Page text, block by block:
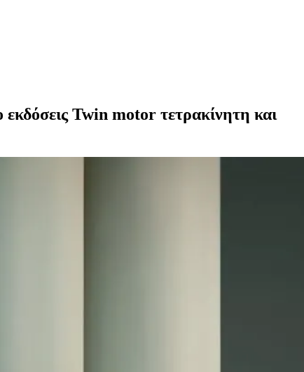
Twin motor τετρακίνητη και